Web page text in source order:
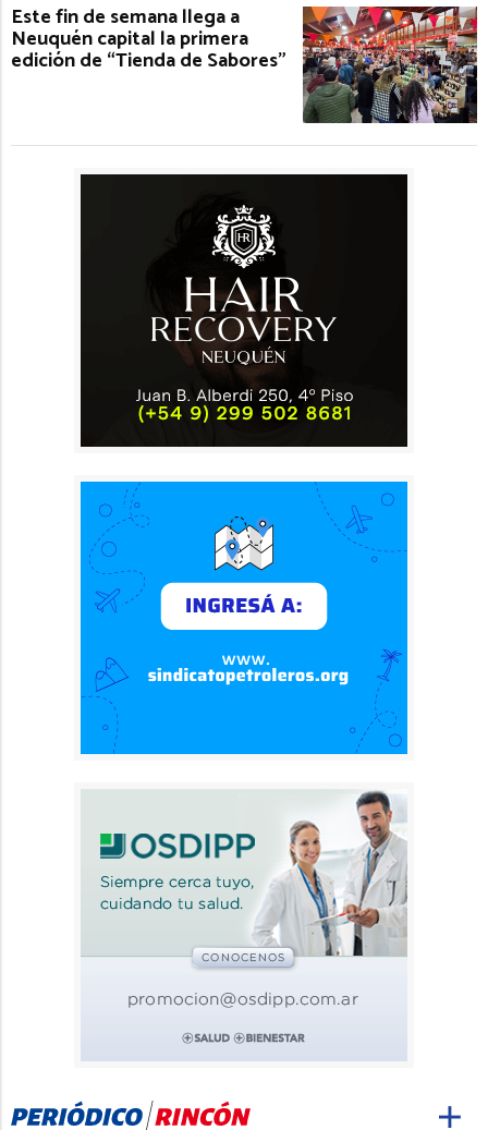
Este fin de semana llega a
Neuquén capital la primera
edición de “Tienda de Sabores”